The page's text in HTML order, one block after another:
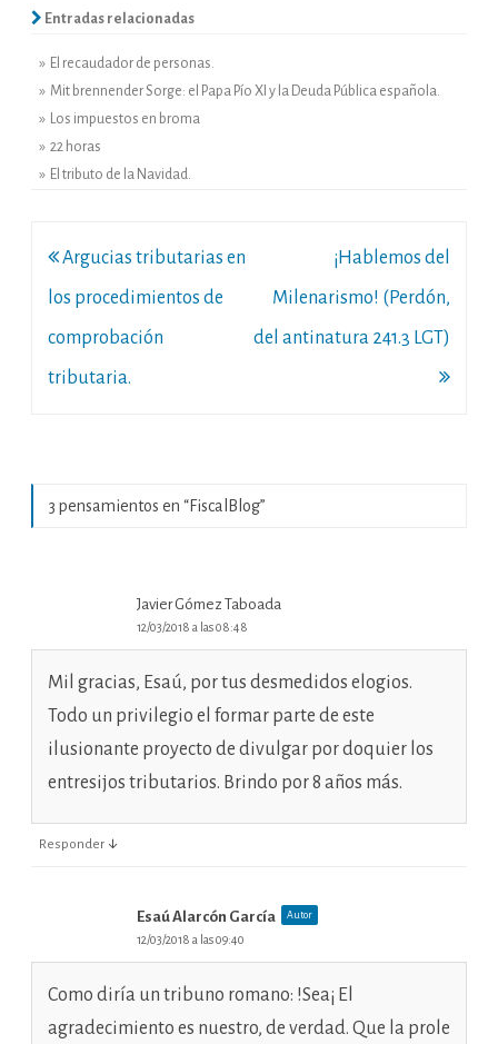
Entradas relacionadas
» El recaudador de personas.
» Mit brennender Sorge: el Papa Pío XI y la Deuda Pública española.
» Los impuestos en broma
» 22 horas
» El tributo de la Navidad.
Navegación
de
entradas
Argucias tributarias en
los procedimientos de
comprobación
tributaria.
¡Hablemos del
Milenarismo! (Perdón,
del antinatura 241.3 LGT)
3 pensamientos en “FiscalBlog”
Javier Gómez Taboada
12/03/2018 a las 08:48
Mil gracias, Esaú, por tus desmedidos elogios.
Todo un privilegio el formar parte de este
ilusionante proyecto de divulgar por doquier los
entresijos tributarios. Brindo por 8 años más.
Responder ↓
Esaú Alarcón García Autor
12/03/2018 a las 09:40
Como diría un tribuno romano: !Sea¡ El
agradecimiento es nuestro, de verdad. Que la prole